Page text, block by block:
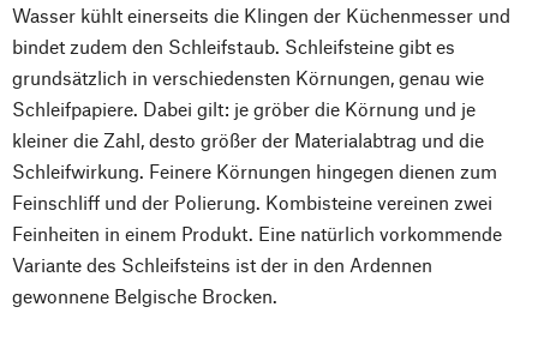
Wasser kühlt einerseits die Klingen der Küchenmesser und
bindet zudem den Schleifstaub. Schleifsteine gibt es
grundsätzlich in verschiedensten Körnungen, genau wie
Schleifpapiere. Dabei gilt: je gröber die Körnung und je
kleiner die Zahl, desto größer der Materialabtrag und die
Schleifwirkung. Feinere Körnungen hingegen dienen zum
Feinschliff und der Polierung. Kombisteine vereinen zwei
Feinheiten in einem Produkt. Eine natürlich vorkommende
Variante des Schleifsteins ist der in den Ardennen
gewonnene Belgische Brocken.